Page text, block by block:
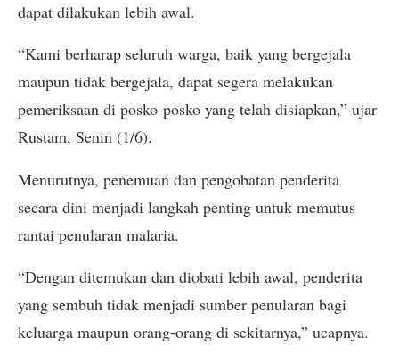
dapat dilakukan lebih awal.
“Kami berharap seluruh warga, baik yang bergejala
maupun tidak bergejala, dapat segera melakukan
pemeriksaan di posko-posko yang telah disiapkan,” ujar
Rustam, Senin (1/6).
Menurutnya, penemuan dan pengobatan penderita
secara dini menjadi langkah penting untuk memutus
rantai penularan malaria.
“Dengan ditemukan dan diobati lebih awal, penderita
yang sembuh tidak menjadi sumber penularan bagi
keluarga maupun orang-orang di sekitarnya,” ucapnya.